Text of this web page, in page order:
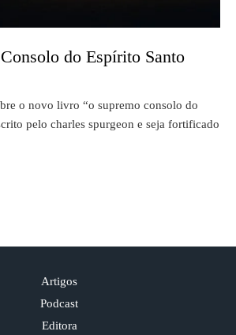
do Espírito Santo
o novo livro “o supremo consolo do
pelo charles spurgeon e seja fortificado
Artigos
Podcast
Editora